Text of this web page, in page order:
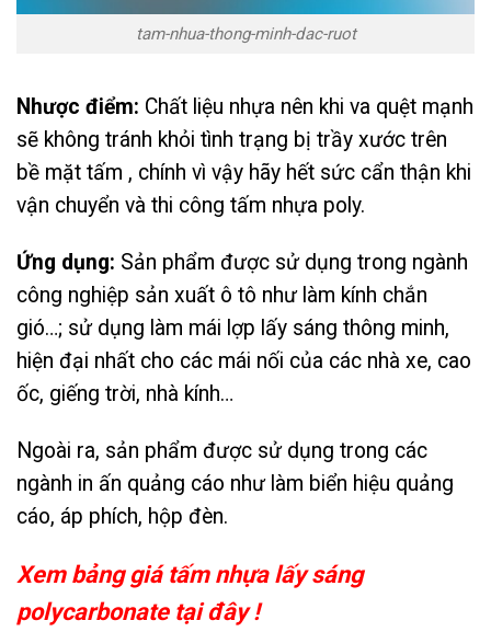
tam-nhua-thong-minh-dac-ruot
Nhược điểm: Chất liệu nhựa nên khi va quệt mạnh
sẽ không tránh khỏi tình trạng bị trầy xước trên
bề mặt tấm , chính vì vậy hãy hết sức cẩn thận khi
vận chuyển và thi công tấm nhựa poly.
Ứng dụng: Sản phẩm được sử dụng trong ngành
công nghiệp sản xuất ô tô như làm kính chắn
gió…; sử dụng làm mái lợp lấy sáng thông minh,
hiện đại nhất cho các mái nối của các nhà xe, cao
ốc, giếng trời, nhà kính…
Ngoài ra, sản phẩm được sử dụng trong các
ngành in ấn quảng cáo như làm biển hiệu quảng
cáo, áp phích, hộp đèn.
Xem bảng giá tấm nhựa lấy sáng
polycarbonate tại đây !